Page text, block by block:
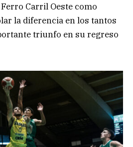
Carril Oeste como
la diferencia en los tantos
triunfo en su regreso